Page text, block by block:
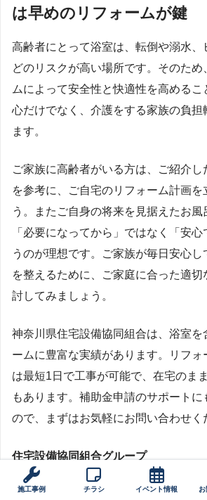
は早めのリフォームが鍵
高齢者にとって浴室は、転倒や溺水、
どのリスクが高い場所です。そのため
ムによって安全性と快適性を高める
心だけでなく、介護をする家族の負担
ます。
ご家族に高齢者がいる方は、ご紹介し
を参考に、ご自宅のリフォーム計画を
う。またご自身の将来を見据えたお風
「必要になってから」ではなく「安
うのが理想です。ご家族が毎日安心し
を整えるために、ご家庭に合った適切
討してみましょう。
神奈川県住宅設備協同組合は、浴室を
ームに豊富な実績があります。リフォ
は最短1日で工事が可能で、在宅のま
もあります。補助金申請のサポートに
ので、まずはお気軽にお問い合わせく
住宅設備協同組合グループ
施工事例 チラシ イベント情報